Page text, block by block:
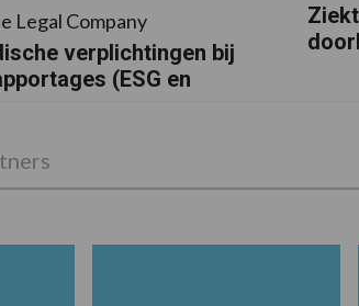
Legal Company
verplichtingen bij
(ESG en